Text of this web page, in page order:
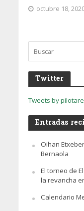
octubre 18,
Twitter
Tweets by
Entradas
Oihan
Bernaola
El torneo de
la revancha
Calendario